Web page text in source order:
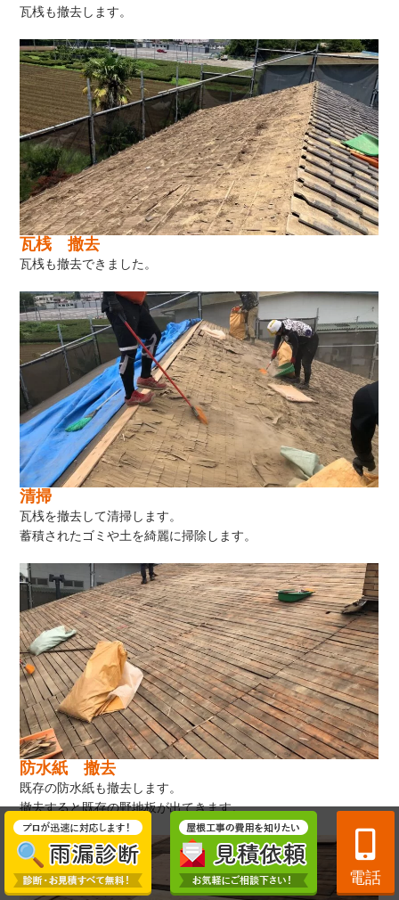
瓦桟も撤去します。
瓦桟 撤去
瓦桟も撤去できました。
清掃
瓦桟を撤去して清掃します。
蓄積されたゴミや土を綺麗に掃除します。
防水紙 撤去
既存の防水紙も撤去します。
撤去すると既存の野地板が出てきます。
電話